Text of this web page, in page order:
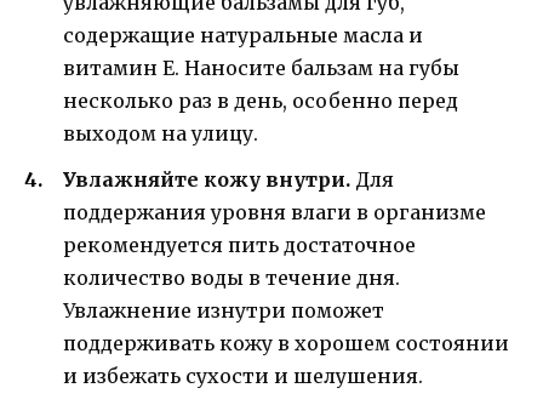
содержащие натуральные масла и
витамин Е. Наносите бальзам на губы
несколько раз в день, особенно перед
выходом на улицу.
Увлажняйте кожу внутри. Для
поддержания уровня влаги в организме
рекомендуется пить достаточное
количество воды в течение дня.
Увлажнение изнутри поможет
поддерживать кожу в хорошем состоянии
и избежать сухости и шелушения.